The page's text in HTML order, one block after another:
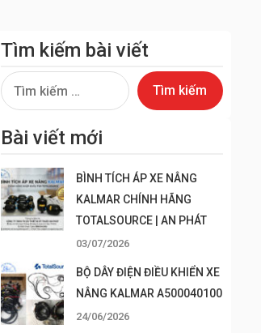
Tìm kiếm bài viết
Tìm
kiếm
Bài viết mới
BÌNH TÍCH ÁP XE NÂNG
KALMAR CHÍNH HÃNG
TOTALSOURCE | AN PHÁT
03/07/2026
BỘ DÂY ĐIỆN ĐIỀU KHIỂN XE
NÂNG KALMAR A500040100
24/06/2026